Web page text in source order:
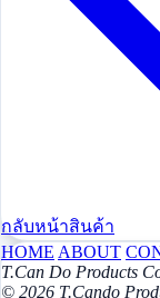
กลับหน้าสินค้า
HOME ABOUT
T.Can Do Products
© 2026 T.Cando